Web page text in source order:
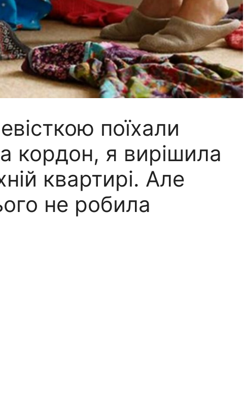
поїхали
кордон, я вирішила
квартирі. Але
не робила